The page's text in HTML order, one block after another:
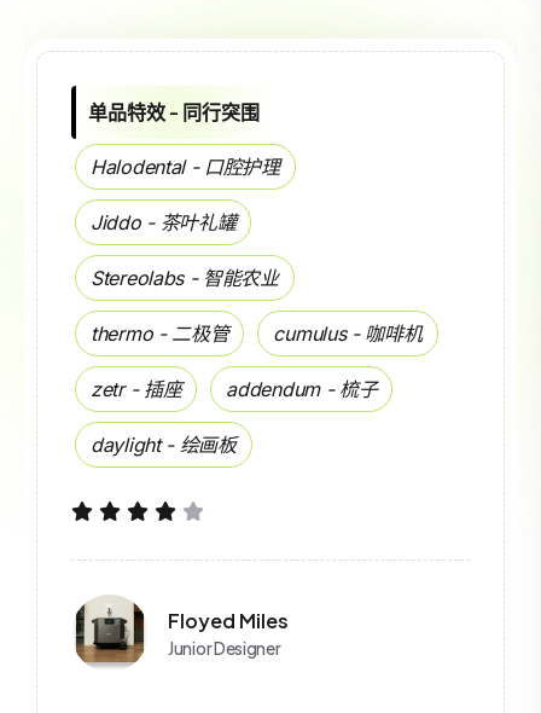
科技生活 - 单品站
韶音 - 运动耳机 -多特效
石头 - 扫地机器人
九号割草机 -API开发
FMS - 汽车飞机模型
Segway - 电动滑板车
ADO -知名电动品牌
Hoverair - 无人机